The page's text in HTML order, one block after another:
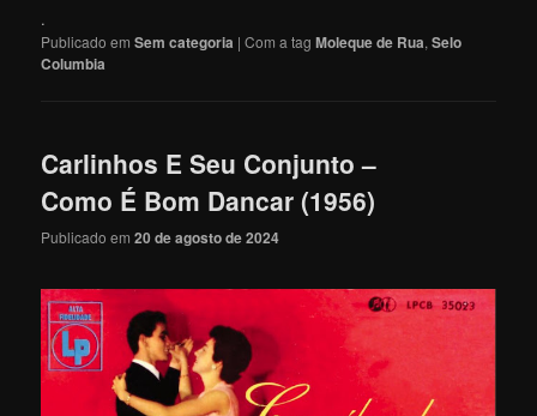
.
Publicado em Sem categoria |Com a tagMoleque de Rua,Selo
Columbia
Carlinhos E Seu Conjunto –
Como É Bom Dancar (1956)
Publicado em20 de agosto de 2024